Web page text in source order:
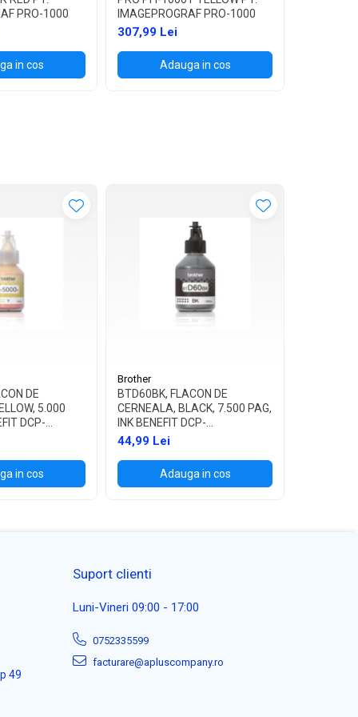
PRO-1000
in cos
IMAGEPROGRAF PRO-1000
307,99 Lei
Adauga in cos
DE
5.000
DCP-
in cos
Brother
BTD60BK, FLACON DE
CERNEALA, BLACK, 7.500 PAG,
INK BENEFIT DCP-
T310/T510W/T710W, MFC-
T910DW
44,99 Lei
Adauga in cos
49
Suport clienti
Luni-Vineri 09:00 - 17:00
0752335599
facturare@apluscompany.ro